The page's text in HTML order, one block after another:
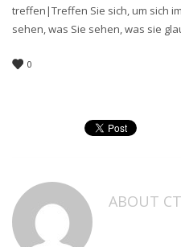
treffen|Treffen Sie sich, um sich
sehen, was Sie sehen, was sie
0
ABOUT